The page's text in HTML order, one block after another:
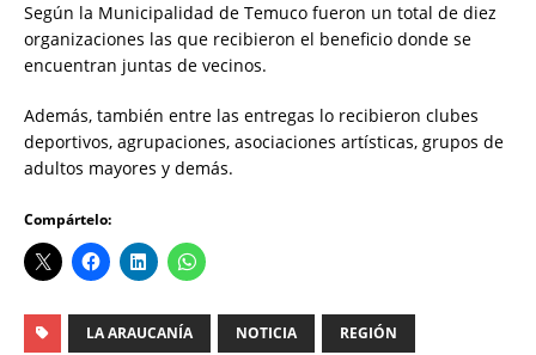
Según la Municipalidad de Temuco fueron un total de diez
organizaciones las que recibieron el beneficio donde se
encuentran juntas de vecinos.
Además, también entre las entregas lo recibieron clubes
deportivos, agrupaciones, asociaciones artísticas, grupos de
adultos mayores y demás.
Compártelo:
LA ARAUCANÍA NOTICIA REGIÓN